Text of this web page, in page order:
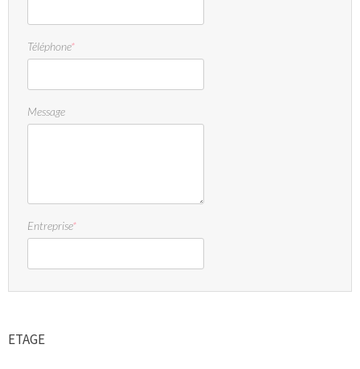
Téléphone*
Message
Entreprise*
ETAGE